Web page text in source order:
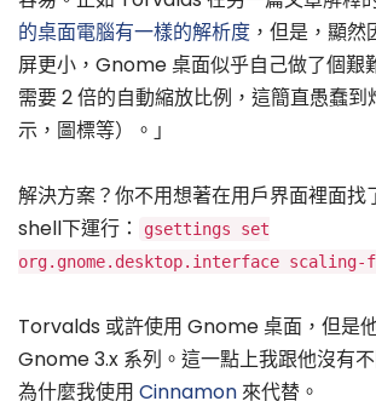
的桌面電腦有一樣的解析度 ，但是，顯然
屏更小，Gnome 桌面似乎自己做了個艱
需要 2 倍的自動縮放比例，這簡直愚蠢
示，圖標等）。」
解決方案？你不用想著在用戶界面裡面找
shell下運行：
gsettings set
org.gnome.desktop.interface
Torvalds 或許使用 Gnome 桌面，但是
Gnome 3.x 系列。這一點上我跟他沒有
為什麼我使用 Cinnamon來代替。